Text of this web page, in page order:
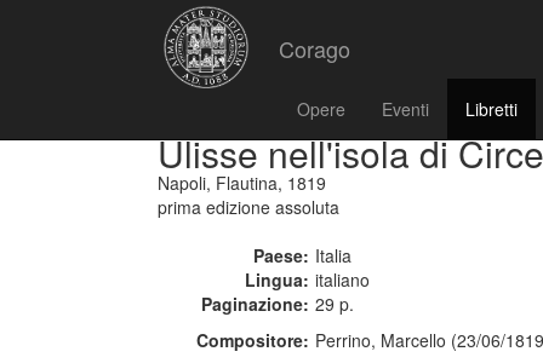
Corago
Opere Eventi Libretti
Ulisse nell'isola di Circe
Napoli, Flautina, 1819
prima edizione assoluta
Paese: Italia
Lingua: italiano
Paginazione: 29 p.
Compositore: Perrino, Marcello (23/06/